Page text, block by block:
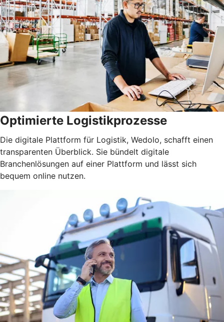
Optimierte Logistikprozesse
Die digitale Plattform für Logistik, Wedolo, schafft einen
transparenten Überblick. Sie bündelt digitale
Branchenlösungen auf einer Plattform und lässt sich
bequem online nutzen.